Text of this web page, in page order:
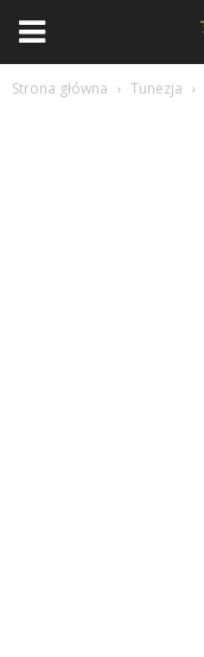
Strona główna Tunezja